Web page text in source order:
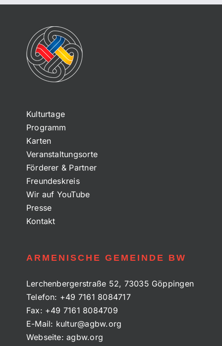
Kulturtage
Programm
Karten
Veranstaltungsorte
Förderer & Partner
Freundeskreis
Wir auf YouTube
Presse
Kontakt
ARMENISCHE GEMEINDE BW
Lerchenbergerstraße 52, 73035 Göppingen
Telefon: +49 7161 8084717
Fax: +49 7161 8084709
E-Mail: kultur@agbw.org
Webseite:agbw.org